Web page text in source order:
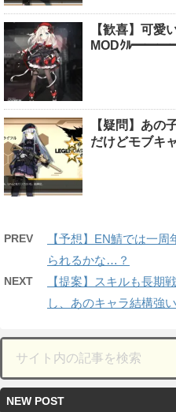
【歓喜】可愛
MODｸﾙ
【疑問】あの
だけどモブキ
PREV
【予想】EN鯖では一
られるかな…？
NEXT
【提案】スキルも長期
し、あのキャラ結構強
NEW POST